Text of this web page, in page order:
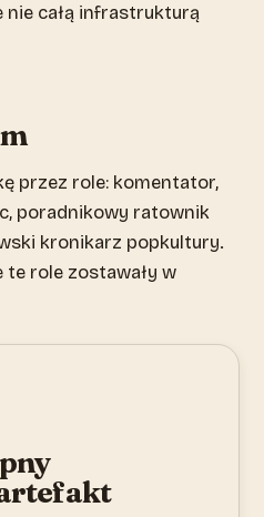
nie całą infrastrukturą
przez role: komentator,
poradnikowy ratownik
kronikarz popkultury.
te role zostawały w